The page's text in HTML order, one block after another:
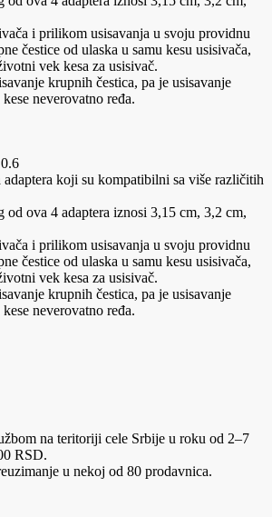
i prilikom usisavanja u svoju providnu
čestice od ulaska u samu kesu usisivača,
vek kesa za usisivač.
krupnih čestica, pa je usisavanje
neverovatno ređa.
adaptera koji su kompatibilni sa više različitih
od ova 4 adaptera iznosi 3,15 cm, 3,2 cm,
i prilikom usisavanja u svoju providnu
čestice od ulaska u samu kesu usisivača,
vek kesa za usisivač.
krupnih čestica, pa je usisavanje
neverovatno ređa.
na teritoriji cele Srbije u roku od 2–7
RSD.
u nekoj od 80 prodavnica.